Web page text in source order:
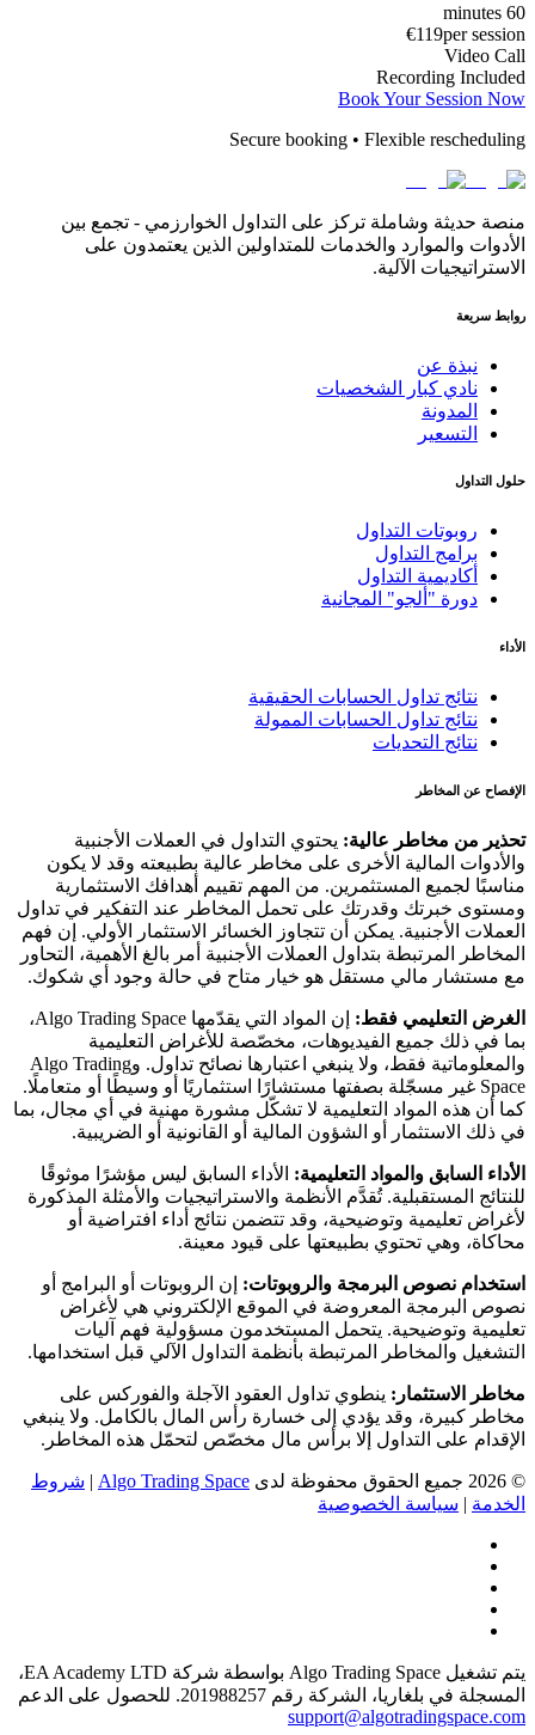
60 minutes
€119per session
Video Call
Recording Included
Book Your Session Now
Secure booking • Flexible rescheduling
منصة حديثة وشاملة تركز على التداول الخوارزمي - تجمع بين
الأدوات والموارد والخدمات للمتداولين الذين يعتمدون على
الاستراتيجيات الآلية.
روابط سريعة
نبذة عن
نادي كبار الشخصيات
المدونة
التسعير
حلول التداول
روبوتات التداول
برامج التداول
أكاديمية التداول
دورة "ألجو" المجانية
الأداء
نتائج تداول الحسابات الحقيقية
نتائج تداول الحسابات الممولة
نتائج التحديات
الإفصاح عن المخاطر
تحذير من مخاطر عالية: يحتوي التداول في العملات الأجنبية
والأدوات المالية الأخرى على مخاطر عالية بطبيعته وقد لا يكون
مناسبًا لجميع المستثمرين. من المهم تقييم أهدافك الاستثمارية
ومستوى خبرتك وقدرتك على تحمل المخاطر عند التفكير في تداول
العملات الأجنبية. يمكن أن تتجاوز الخسائر الاستثمار الأولي. إن فهم
المخاطر المرتبطة بتداول العملات الأجنبية أمر بالغ الأهمية، التحاور
مع مستشار مالي مستقل هو خيار متاح في حالة وجود أي شكوك.
الغرض التعليمي فقط:
إن المواد التي يقدّمها Algo Trading Space،
بما في ذلك جميع الفيديوهات، مخصّصة للأغراض التعليمية
والمعلوماتية فقط، ولا ينبغي اعتبارها نصائح تداول. وAlgo Trading
Space غير مسجّلة بصفتها مستشارًا استثماريًا أو وسيطًا أو متعاملًا.
كما أن هذه المواد التعليمية لا تشكّل مشورة مهنية في أي مجال، بما
في ذلك الاستثمار أو الشؤون المالية أو القانونية أو الضريبية.
الأداء السابق والمواد التعليمية: الأداء السابق ليس مؤشرًا موثوقًا
للنتائج المستقبلية. تُقدَّم الأنظمة والاستراتيجيات والأمثلة المذكورة
لأغراض تعليمية وتوضيحية، وقد تتضمن نتائج أداء افتراضية أو
محاكاة، وهي تحتوي بطبيعتها على قيود معينة.
استخدام نصوص البرمجة والروبوتات: إن الروبوتات أو البرامج أو
نصوص البرمجة المعروضة في الموقع الإلكتروني هي لأغراض
تعليمية وتوضيحية. يتحمل المستخدمون مسؤولية فهم آليات
التشغيل والمخاطر المرتبطة بأنظمة التداول الآلي قبل استخدامها.
مخاطر الاستثمار: ينطوي تداول العقود الآجلة والفوركس على
مخاطر كبيرة، وقد يؤدي إلى خسارة رأس المال بالكامل. ولا ينبغي
الإقدام على التداول إلا برأس مال مخصّص لتحمّل هذه المخاطر.
© 2026 جميع الحقوق محفوظة لدى Algo Trading Space
| شروط
الخدمة | سياسة الخصوصية
يتم تشغيل Algo Trading Space بواسطة شركة EA Academy LTD،
المسجلة في بلغاريا، الشركة رقم 201988257. للحصول على الدعم
support@algotradingspace.com